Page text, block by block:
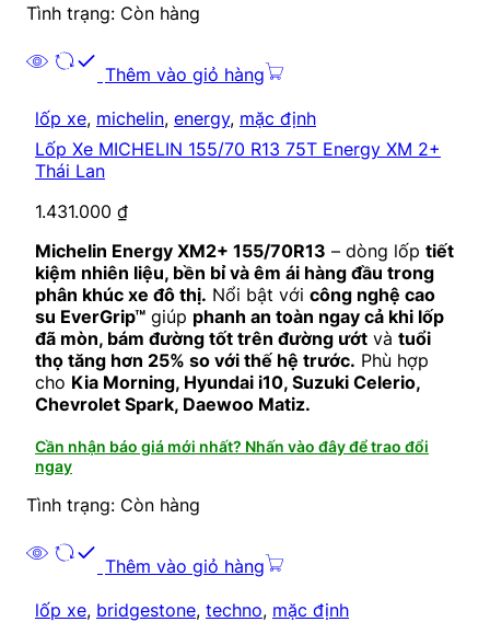
Tình trạng: Còn hàng
Thêm vào giỏ hàng
lốp xe, michelin, energy, mặc định
Lốp Xe MICHELIN 155/70 R13 75T Energy XM 2+
Thái Lan
1.431.000 ₫
Michelin Energy XM2+ 155/70R13 – dòng lốp tiết
kiệm nhiên liệu, bền bỉ và êm ái hàng đầu trong
phân khúc xe đô thị. Nổi bật với công nghệ cao
su EverGrip™ giúp phanh an toàn ngay cả khi lốp
đã mòn, bám đường tốt trên đường ướt và tuổi
thọ tăng hơn 25% so với thế hệ trước. Phù hợp
cho Kia Morning, Hyundai i10, Suzuki Celerio,
Chevrolet Spark, Daewoo Matiz.
Cần nhận báo giá mới nhất? Nhấn vào đây để trao đổi
ngay
Tình trạng: Còn hàng
Thêm vào giỏ hàng
lốp xe, bridgestone, techno, mặc định